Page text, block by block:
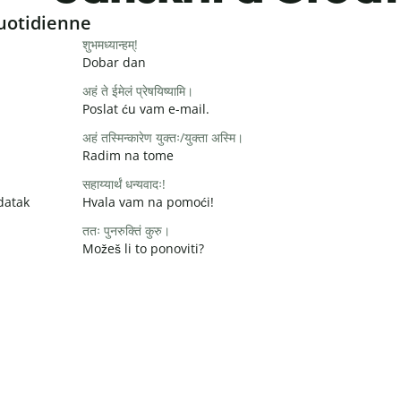
शुभमध्यान्हम्!
Dobar dan
अहं ते ईमेलं प्रेषयिष्यामि।
Poslat ću vam e-mail.
अहं तस्मिन्कारेण युक्तः/युक्ता अस्मि।
Radim na tome
सहाय्यार्थं धन्यवादः!
Hvala vam na pomoći!
ततः पुनरुक्तिं कुरु।
Možeš li to ponoviti?